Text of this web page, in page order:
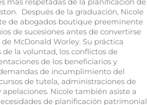
más respetadas de la planificación de
Después de la graduación, Nicole
de abogados boutique preeminente
de sucesiones antes de convertirse
McDonald Worley. Su práctica
de la voluntad, los conflictos de
de los beneficiarios y
de incumplimiento del
de tutela, administraciones de
apelaciones. Nicole también asiste a
de planificación patrimonial